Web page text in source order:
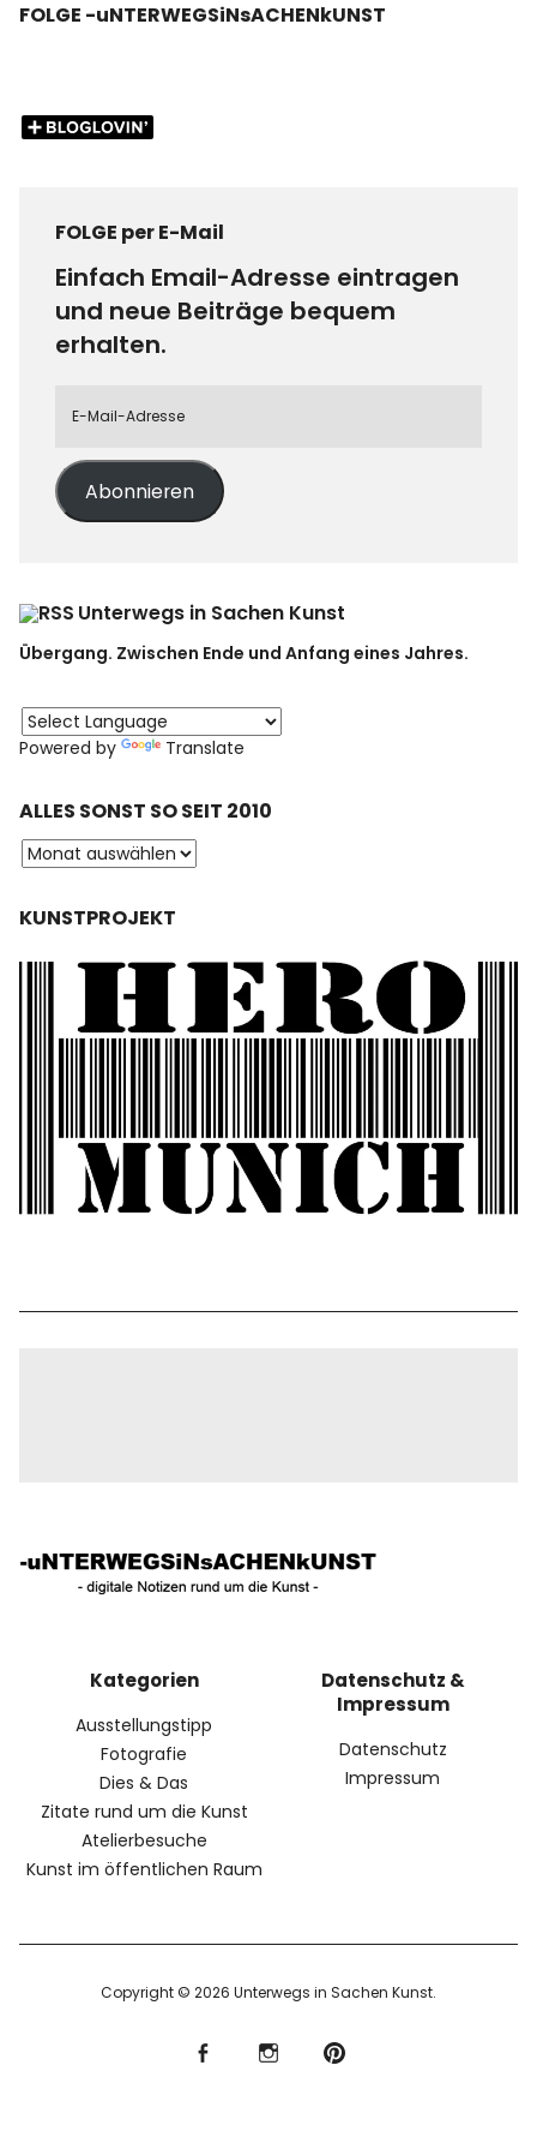
FOLGE -uNTERWEGSiNsACHENkUNST
FOLGE per E-Mail
Einfach Email-Adresse eintragen
und neue Beiträge bequem
erhalten.
Abonnieren
Unterwegs in Sachen Kunst
Übergang. Zwischen Ende und Anfang eines Jahres.
Powered by Translate
ALLES SONST SO SEIT 2010
KUNSTPROJEKT
Kategorien
Ausstellungstipp
Fotografie
Dies & Das
Zitate rund um die Kunst
Atelierbesuche
Kunst im öffentlichen Raum
Datenschutz &
Impressum
Datenschutz
Impressum
Copyright © 2026 Unterwegs in Sachen Kunst